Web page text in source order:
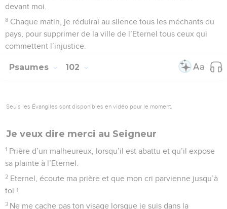
devant moi.
8 Chaque matin, je réduirai au silence tous les méchants du
pays, pour supprimer de la ville de l’Eternel tous ceux qui
commettent l’injustice.
Psaumes 102
Seuls les Évangiles sont disponibles en vidéo pour le moment.
Je veux dire merci au Seigneur
1 Prière d’un malheureux, lorsqu’il est abattu et qu’il expose
sa plainte à l’Eternel.
2 Eternel, écoute ma prière et que mon cri parvienne jusqu’à
toi !
3 Ne me cache pas ton visage lorsque je suis dans la